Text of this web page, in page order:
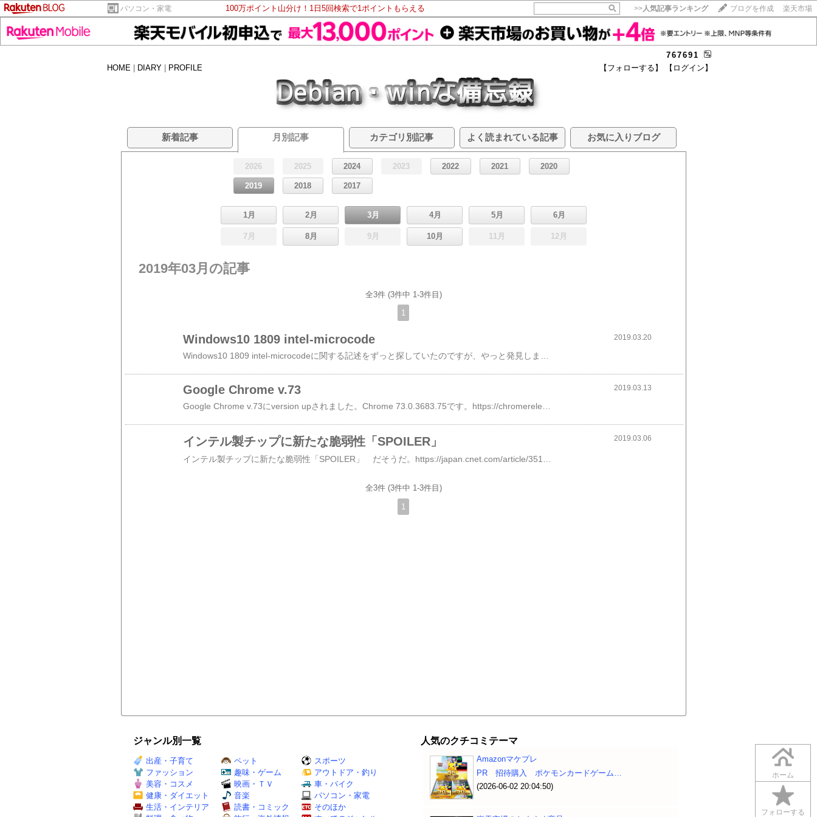
パソコン・家電 100万ポイント山分け！1日5回検索で1ポイントもらえる >>人気記事ランキング ブログを作成 楽天市場
767691
HOME
DIARY PROFILE 【フォローする】 【ログイン】
ホーム
フォローする
新着記事 月別記事 カテゴリ別記事 よく読まれている記事 お気に入りブログ
2026 2025 2024 2023 2022 2021 2020
2019 2018 2017
1月 2月 3月 4月 5月 6月
7月 8月 9月 10月 11月 12月
2019年03月の記事
全3件 (3件中 1-3件目)
1
Windows10 1809 intel-microcode 2019.03.20
Google Chrome v.73 2019.03.13
インテル製チップに新たな脆弱性「SPOILER」 2019.03.06
全3件 (3件中 1-3件目)
1
ジャンル別一覧
出産・子育て
ファッション
美容・コスメ
健康・ダイエット
生活・インテリア
ペット
趣味・ゲーム
映画・ＴＶ
音楽
読書・コミック
スポーツ
アウトドア・釣り
車・バイク
パソコン・家電
そのほか
人気のクチコミテーマ
Amazonマケプレ
PR 招待購入 ポケモンカードゲーム…
(2026-06-02 20:04:50)